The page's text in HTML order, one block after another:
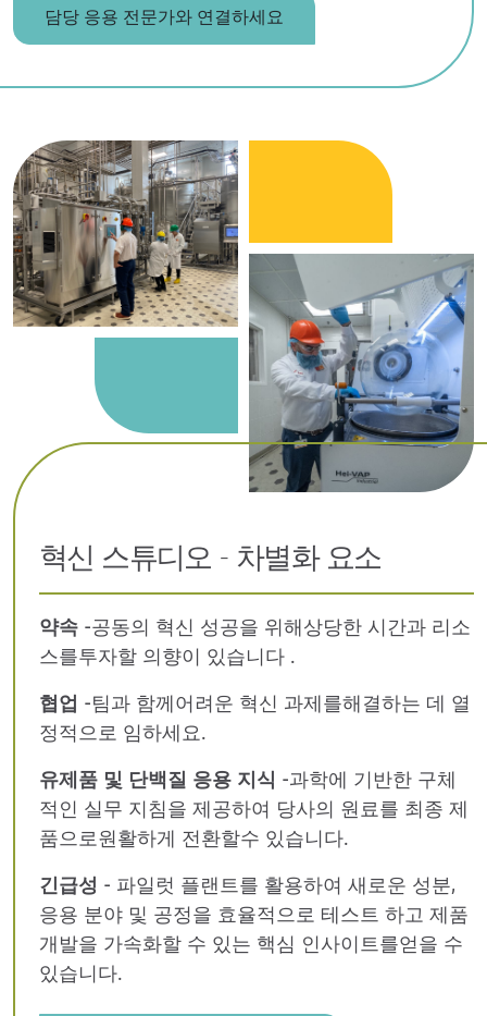
담당 응용 전문가와 연결하세요
혁신 스튜디오 - 차별화 요소
약속 -공동의 혁신 성공을 위해상당한 시간과 리소
스를투자할 의향이 있습니다 .
협업 -팀과 함께어려운 혁신 과제를해결하는 데 열
정적으로 임하세요.
유제품 및 단백질 응용 지식 -과학에 기반한 구체
적인 실무 지침을 제공하여 당사의 원료를 최종 제
품으로원활하게 전환할수 있습니다.
긴급성 - 파일럿 플랜트를 활용하여 새로운 성분,
응용 분야 및 공정을 효율적으로 테스트 하고 제품
개발을 가속화할 수 있는 핵심 인사이트를얻을 수
있습니다.